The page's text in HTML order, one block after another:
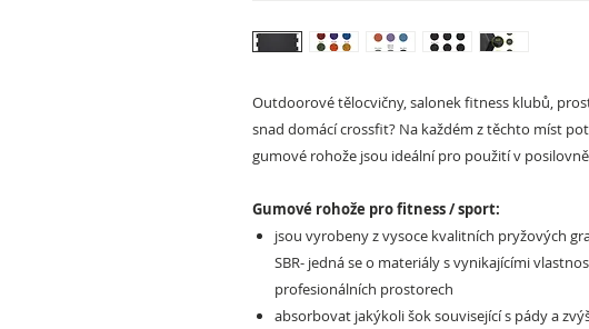
Outdoorové tělocvičny, salonek fitness klubů,
snad domácí crossfit? Na každém z těchto míst
gumové rohože jsou ideální pro použití v
Gumové rohože pro fitness / sport:
jsou vyrobeny z vysoce kvalitních pryžových
SBR- jedná se o materiály s vynikajícími
profesionálních prostorech
absorbovat jakýkoli šok související s pády a